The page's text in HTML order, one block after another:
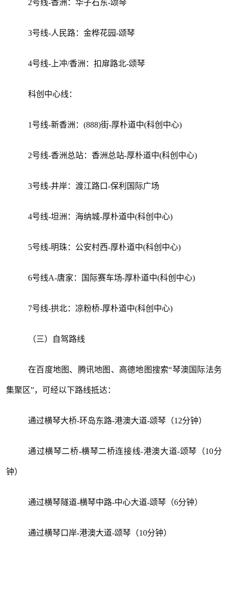
2号线-香洲：华子石东-颂琴
3号线-人民路：金桦花园-颂琴
4号线-上冲/香洲：扣扉路北-颂琴
科创中心线：
1号线-新香洲：(888)街-厚朴道中(科创中心)
2号线-香洲总站：香洲总站-厚朴道中(科创中心)
3号线-井岸：渡江路口-保利国际广场
4号线-坦洲：海纳城-厚朴道中(科创中心)
5号线-明珠：公安村西-厚朴道中(科创中心)
6号线A-唐家：国际赛车场-厚朴道中(科创中心)
7号线-拱北：凉粉桥-厚朴道中(科创中心)
（三）自驾路线
在百度地图、腾讯地图、高德地图搜索“琴澳国际法务
集聚区”，可经以下路线抵达：
通过横琴大桥-环岛东路-港澳大道-颂琴（12分钟）
通过横琴二桥-横琴二桥连接线-港澳大道-颂琴（10分
钟）
通过横琴隧道-横琴中路-中心大道-颂琴（6分钟）
通过横琴口岸-港澳大道-颂琴（10分钟）